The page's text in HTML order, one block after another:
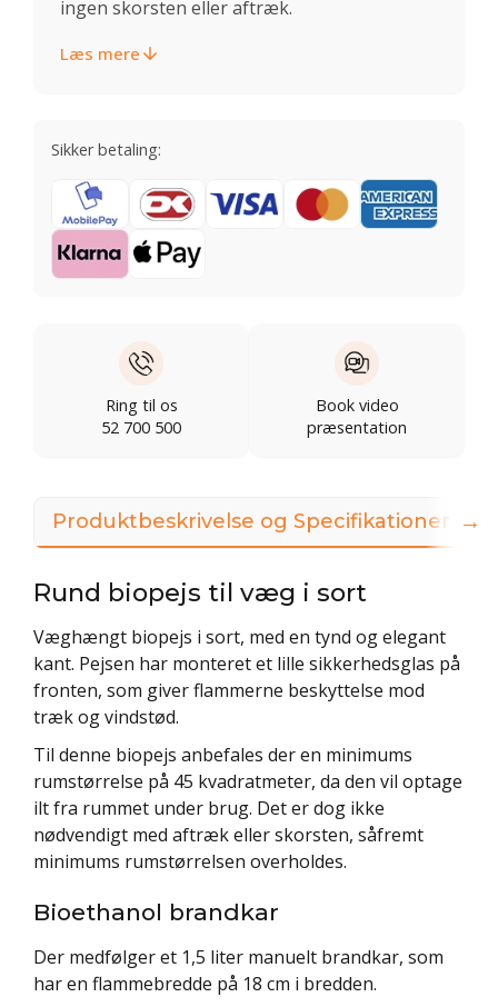
ingen skorsten eller aftræk.
Læs mere
Sikker betaling:
Ring til os
52 700 500
Book video
præsentation
Produktbeskrivelse og Specifikationer
Rund biopejs til væg i sort
Væghængt biopejs i sort, med en tynd og elegant
kant. Pejsen har monteret et lille sikkerhedsglas på
fronten, som giver flammerne beskyttelse mod
træk og vindstød.
Til denne biopejs anbefales der en minimums
rumstørrelse på 45 kvadratmeter, da den vil optage
ilt fra rummet under brug. Det er dog ikke
nødvendigt med aftræk eller skorsten, såfremt
minimums rumstørrelsen overholdes.
Bioethanol brandkar
Der medfølger et 1,5 liter manuelt brandkar, som
har en flammebredde på 18 cm i bredden.
→